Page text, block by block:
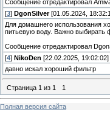
Сообщение отредактировал
[3] DgonSilver[01.05.2024,
Для домашнего использования
питьевую воду. Важно выбирать
Сообщение отредактировал
[4] NikoDen [22.02.2025, 19:02:02]
давно искал хороший фильтр
Страница 1 из 1 1
Полная версия сайта